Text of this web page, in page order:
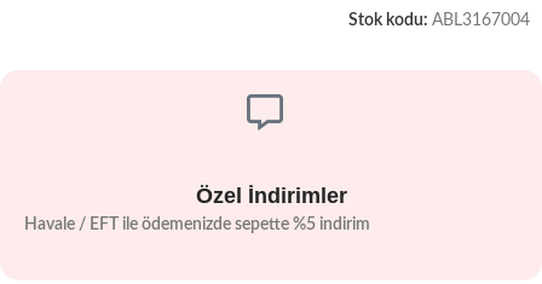
Stok kodu: ABL3167004
Özel İndirimler
Havale / EFT ile ödemenizde sepette %5 indirim